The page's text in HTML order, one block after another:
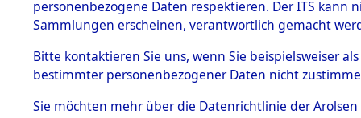
5.3
Todesmärsche
5.3.1 Alliierte
Erhebungen
zu
Todesmärsch
en
personenbezogene Daten respektieren. Der ITS
Sammlungen erscheinen, verantwortlich gemacht
Bitte kontaktieren Sie uns, wenn Sie beispielsweiser
bestimmter personenbezogener Daten nicht
Sie möchten mehr über die Datenrichtlinie der Arolsen